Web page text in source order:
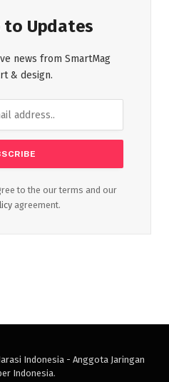
to Updates
news from SmartMag
& design.
to the our terms and our
agreement.
Indonesia - Anggota Jaringan
Indonesia.